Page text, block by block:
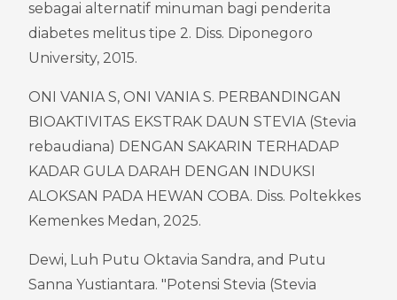
sebagai alternatif minuman bagi penderita
diabetes melitus tipe 2. Diss. Diponegoro
University, 2015.
ONI VANIA S, ONI VANIA S. PERBANDINGAN
BIOAKTIVITAS EKSTRAK DAUN STEVIA (Stevia
rebaudiana) DENGAN SAKARIN TERHADAP
KADAR GULA DARAH DENGAN INDUKSI
ALOKSAN PADA HEWAN COBA. Diss. Poltekkes
Kemenkes Medan, 2025.
Dewi, Luh Putu Oktavia Sandra, and Putu
Sanna Yustiantara. "Potensi Stevia (Stevia